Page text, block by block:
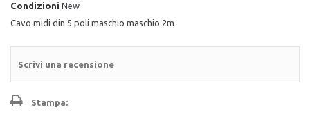
Condizioni New
Cavo midi din 5 poli maschio maschio 2m
Scrivi una recensione
Stampa: